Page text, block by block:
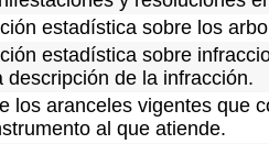
estadística sobre los
estadística sobre
descripción de la infracción.
los aranceles vigentes que
al que atiende.